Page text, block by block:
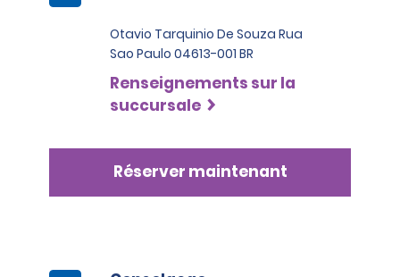
Otavio Tarquinio De Souza Rua
Sao Paulo 04613-001 BR
Renseignements sur la
succursale
Réserver maintenant